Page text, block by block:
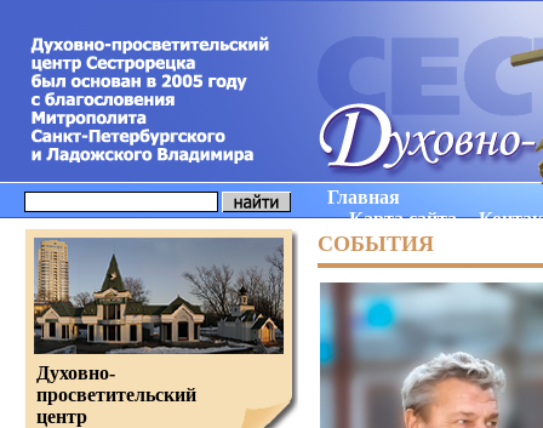
Главная
Карта сайта
СОБЫТИЯ
Духовно-
просветительский
центр